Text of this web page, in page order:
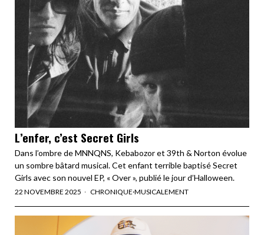
L’enfer, c’est Secret Girls
Dans l’ombre de MNNQNS, Kebabozor et 39th & Norton évolue
un sombre bâtard musical. Cet enfant terrible baptisé Secret
Girls avec son nouvel EP, « Over », publié le jour d’Halloween.
22 NOVEMBRE 2025 CHRONIQUE·MUSICALEMENT